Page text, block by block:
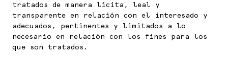
tratados de manera lícita, leal y
transparente en relación con el interesado y
adecuados, pertinentes y limitados a lo
necesario en relación con los fines para los
que son tratados.